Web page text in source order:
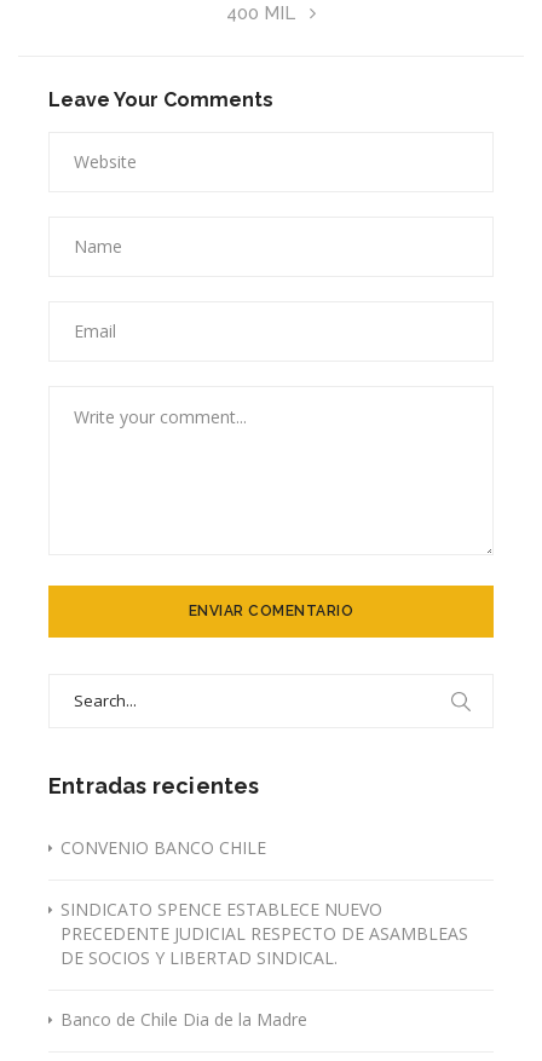
400 MIL
Leave Your Comments
Entradas recientes
CONVENIO BANCO CHILE
SINDICATO SPENCE ESTABLECE NUEVO
PRECEDENTE JUDICIAL RESPECTO DE ASAMBLEAS
DE SOCIOS Y LIBERTAD SINDICAL.
Banco de Chile Dia de la Madre